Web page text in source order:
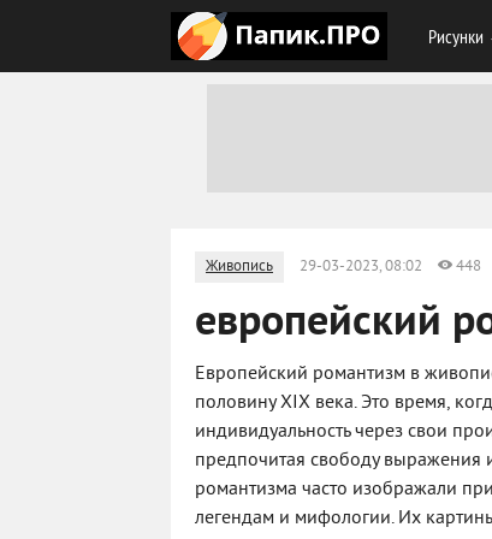
Рисунки
Живопись 29-03-2023, 08:02 448
европейский
Европейский романтизм в
половину XIX века. Это время,
индивидуальность через свои
предпочитая свободу
романтизма часто изображали
легендам и мифологии. Их